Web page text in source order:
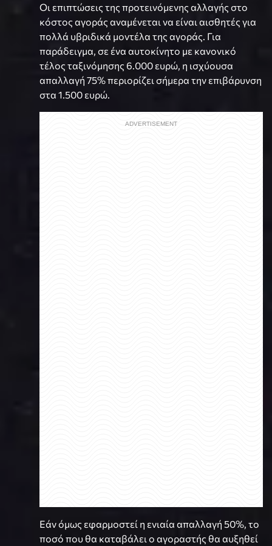
Οι επιπτώσεις της προτεινόμενης αλλαγής στο
κόστος αγοράς αναμένεται να είναι αισθητές για
πολλά υβριδικά μοντέλα της αγοράς. Για
παράδειγμα, σε ένα αυτοκίνητο με κανονικό
τέλος ταξινόμησης 6.000 ευρώ, η ισχύουσα
απαλλαγή 75% περιορίζει σήμερα την επιβάρυνση
στα 1.500 ευρώ.
Εάν όμως εφαρμοστεί η ενιαία απαλλαγή 50%, το
ποσό που θα καταβάλει ο αγοραστής θα αυξηθεί